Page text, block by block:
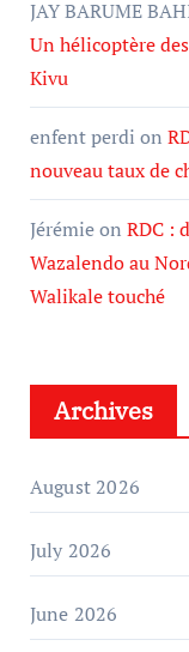
JAY BARUME
Un hélicoptère
Kivu
enfent perdi on
nouveau taux de
Jérémieon RDC :
Wazalendo au
Walikale touché
Archives
August 2026
July 2026
June 2026